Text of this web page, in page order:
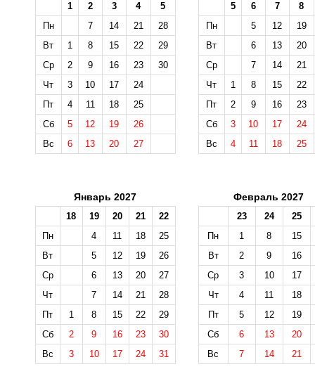
1 2 3 4
5
Пн
7 14 21
28
Вт
1 8 15 22
29
Ср
2 9 16 23
30
Чт
3 10 17
24
Пт
4 11 18
25
Сб
5 12 19
26
Вс
6 13 20 27
5 6 7
8
Пн
5 12
19
Вт
6 13
20
Ср
7 14
21
Чт
1 8 15
22
Пт
2 9 16
23
Сб
3 10 17
24
Вс
4 11 18 25
Январь 2027
18 19 20 21
22
Пн
4 11 18
25
Вт
5 12 19
26
Ср
6 13 20
27
Чт
7 14 21
28
Пт
1 8 15 22
29
Сб
2 9 16 23
30
Вс
3 10 17 24 31
Февраль 2027
23 24
25
Пн
1 8
15
Вт
2 9
16
Ср
3 10
17
Чт
4 11
18
Пт
5 12
19
Сб
6 13
20
Вс
7 14 21